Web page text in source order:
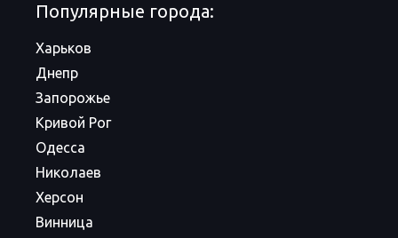
Популярные города:
Харьков
Днепр
Запорожье
Кривой Рог
Одесса
Николаев
Херсон
Винница